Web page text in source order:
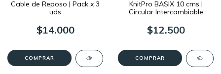
Cable de Reposo | Pack x 3
uds
$14.000
COMPRAR
KnitPro BASIX 10 cms |
Circular Intercambiable
$12.500
COMPRAR